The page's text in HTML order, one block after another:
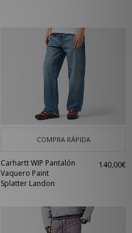
COMPRA RÁPIDA
Carhartt WIP Pantalón
Vaquero Paint
Splatter Landon
140,00€